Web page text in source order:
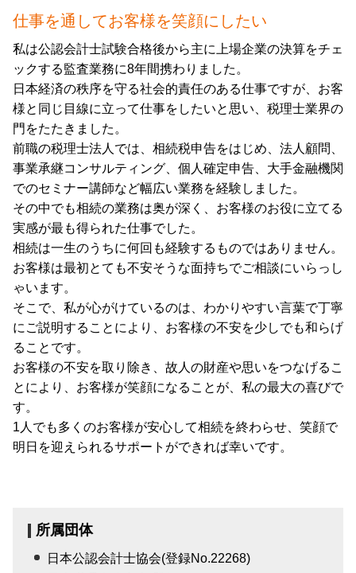
仕事を通してお客様を笑顔にしたい
私は公認会計士試験合格後から主に上場企業の決算をチェ
ックする監査業務に8年間携わりました。
日本経済の秩序を守る社会的責任のある仕事ですが、お客
様と同じ目線に立って仕事をしたいと思い、税理士業界の
門をたたきました。
前職の税理士法人では、相続税申告をはじめ、法人顧問、
事業承継コンサルティング、個人確定申告、大手金融機関
でのセミナー講師など幅広い業務を経験しました。
その中でも相続の業務は奥が深く、お客様のお役に立てる
実感が最も得られた仕事でした。
相続は一生のうちに何回も経験するものではありません。
お客様は最初とても不安そうな面持ちでご相談にいらっし
ゃいます。
そこで、私が心がけているのは、わかりやすい言葉で丁寧
にご説明することにより、お客様の不安を少しでも和らげ
ることです。
お客様の不安を取り除き、故人の財産や思いをつなげるこ
とにより、お客様が笑顔になることが、私の最大の喜びで
す。
1人でも多くのお客様が安心して相続を終わらせ、笑顔で
明日を迎えられるサポートができれば幸いです。
所属団体
日本公認会計士協会(登録No.22268)